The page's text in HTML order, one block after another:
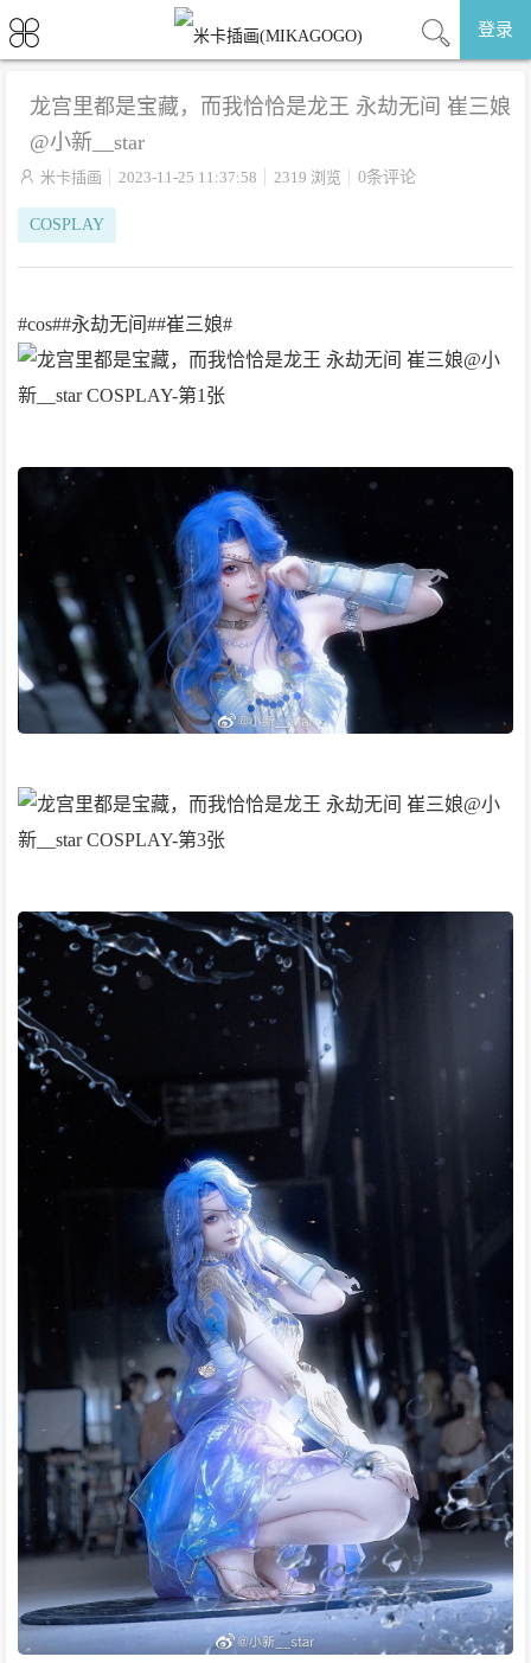
登录
龙宫里都是宝藏，而我恰恰是龙王 永劫无间 崔三娘
@小新__star
 米卡插画 2023-11-25 11:37:58 2319 浏览 0条评论
COSPLAY
#cos##永劫无间##崔三娘#